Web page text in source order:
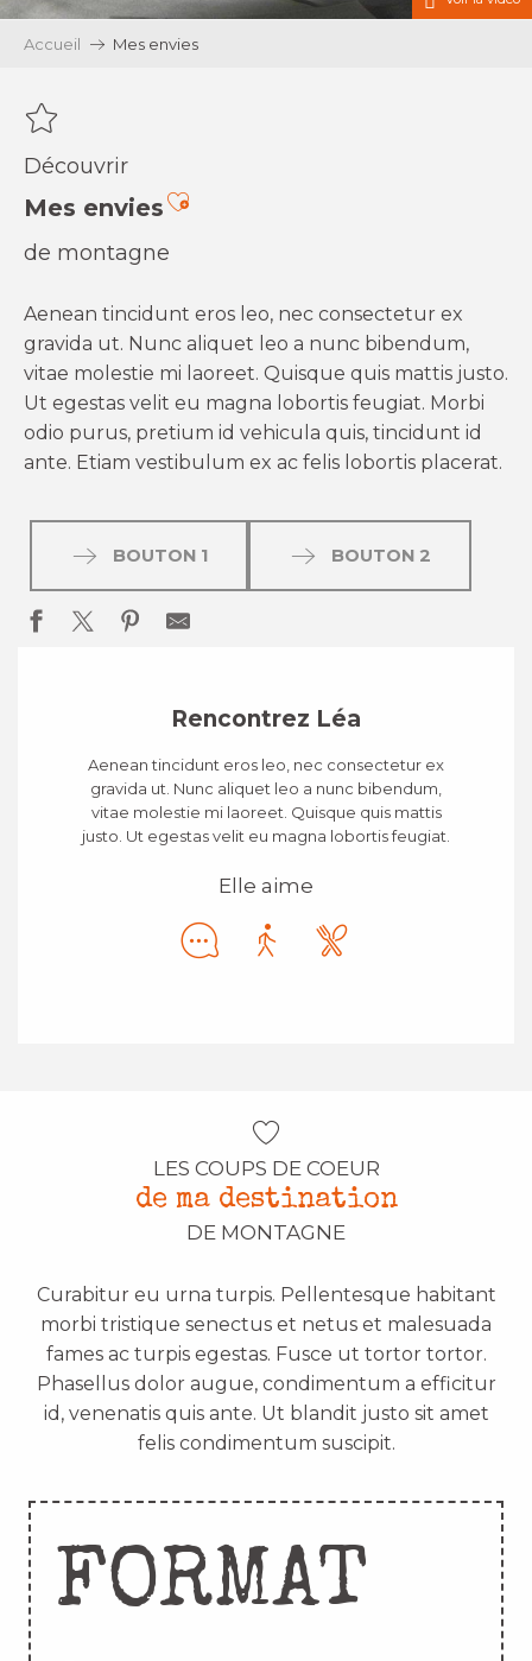
Accueil Mes envies
Découvrir
Mes enviesAjouter aux favoris
de montagne
Aenean tincidunt eros leo, nec consectetur ex
gravida ut. Nunc aliquet leo a nunc bibendum,
vitae molestie mi laoreet. Quisque quis mattis justo.
Ut egestas velit eu magna lobortis feugiat. Morbi
odio purus, pretium id vehicula quis, tincidunt id
ante. Etiam vestibulum ex ac felis lobortis placerat.
BOUTON 1 BOUTON 2
Rencontrez Léa
Aenean tincidunt eros leo, nec consectetur ex
gravida ut. Nunc aliquet leo a nunc bibendum,
vitae molestie mi laoreet. Quisque quis mattis
justo. Ut egestas velit eu magna lobortis feugiat.
Elle aime
LES COUPS DE COEUR
de ma destination
DE MONTAGNE
Curabitur eu urna turpis. Pellentesque habitant
morbi tristique senectus et netus et malesuada
fames ac turpis egestas. Fusce ut tortor tortor.
Phasellus dolor augue, condimentum a efficitur
id, venenatis quis ante. Ut blandit justo sit amet
felis condimentum suscipit.
FORMAT